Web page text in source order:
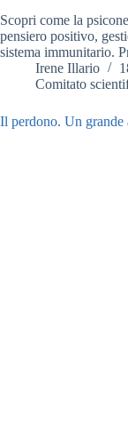
Scopri come la
pensiero positivo,
sistema immunitario.
Irene Illario
Comitato
Il perdono. Un grande